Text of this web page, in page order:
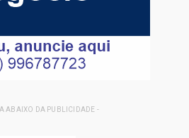
ABAIXO DA PUBLICIDADE -